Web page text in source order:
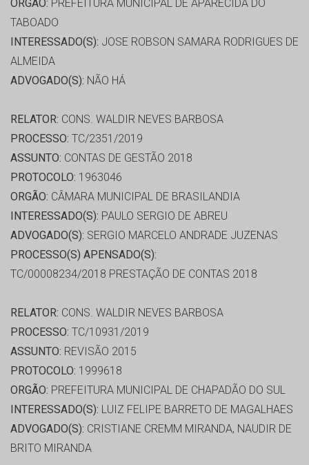
ORGÃO: PREFEITURA MUNICIPAL DE APARECIDA DO
TABOADO
INTERESSADO(S): JOSE ROBSON SAMARA RODRIGUES DE
ALMEIDA
ADVOGADO(S): NÃO HÁ
RELATOR: CONS. WALDIR NEVES BARBOSA
PROCESSO: TC/2351/2019
ASSUNTO: CONTAS DE GESTÃO 2018
PROTOCOLO: 1963046
ORGÃO: CÂMARA MUNICIPAL DE BRASILANDIA
INTERESSADO(S): PAULO SERGIO DE ABREU
ADVOGADO(S): SERGIO MARCELO ANDRADE JUZENAS
PROCESSO(S) APENSADO(S):
TC/00008234/2018 PRESTAÇÃO DE CONTAS 2018
RELATOR: CONS. WALDIR NEVES BARBOSA
PROCESSO: TC/10931/2019
ASSUNTO: REVISÃO 2015
PROTOCOLO: 1999618
ORGÃO: PREFEITURA MUNICIPAL DE CHAPADÃO DO SUL
INTERESSADO(S): LUIZ FELIPE BARRETO DE MAGALHAES
ADVOGADO(S): CRISTIANE CREMM MIRANDA, NAUDIR DE
BRITO MIRANDA